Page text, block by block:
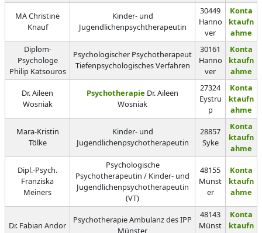
MA Christine
Knauf
Kinder- und
Jugendlichenpsychtherapeutin
30449
Hanno
ver
Konta
ktaufn
ahme
Diplom-
Psychologe
Philip Katsouros
Psychologischer Psychotherapeut
Tiefenpsychologisches Verfahren
30161
Hanno
ver
Konta
ktaufn
ahme
Dr. Aileen
Wosniak
Psychotherapie Dr. Aileen
Wosniak
27324
Eystru
p
Konta
ktaufn
ahme
Mara-Kristin
Tölke
Kinder- und
Jugendlichenpsychotherapeutin
28857
Syke
Konta
ktaufn
ahme
Dipl.-Psych.
Franziska
Meiners
Psychologische
Psychotherapeutin / Kinder- und
Jugendlichenpsychotherapeutin
(VT)
48155
Münst
er
Konta
ktaufn
ahme
Dr. Fabian Andor
Psychotherapie Ambulanz des IPP
Münster
48143
Münst
Konta
ktaufn